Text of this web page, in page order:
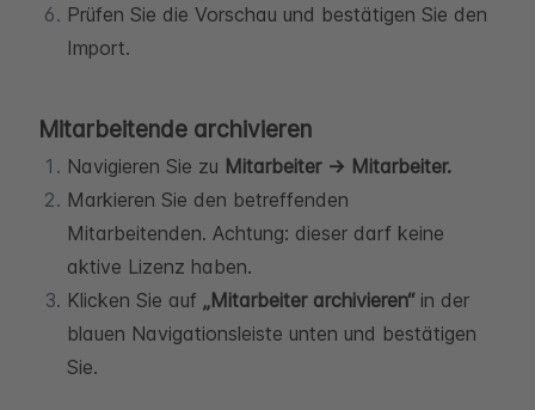
Prüfen Sie die Vorschau und bestätigen Sie den
Import.
Mitarbeitende archivieren
Navigieren Sie zu Mitarbeiter → Mitarbeiter.
Markieren Sie den betreffenden
Mitarbeitenden. Achtung: dieser darf keine
aktive Lizenz haben.
Klicken Sie auf „Mitarbeiter archivieren“in der
blauen Navigationsleiste unten und bestätigen
Sie.